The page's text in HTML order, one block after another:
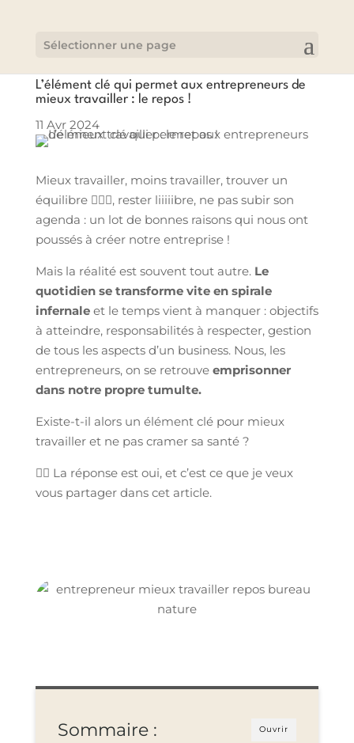
Sélectionner une page
L’élément clé qui permet aux entrepreneurs de
mieux travailler : le repos !
11 Avr 2024
Mieux travailler, moins travailler, trouver un
équilibre 🤹🏻‍♀️, rester liiiiibre, ne pas subir son
agenda : un lot de bonnes raisons qui nous ont
poussés à créer notre entreprise !
Mais la réalité est souvent tout autre. Le
quotidien se transforme vite en spirale
infernaleet le temps vient à manquer : objectifs
à atteindre, responsabilités à respecter, gestion
de tous les aspects d’un business. Nous, les
entrepreneurs, on se retrouve emprisonner
dans notre propre tumulte.
Existe-t-il alors un élément clé pour mieux
travailler et ne pas cramer sa santé ?
👉🏻 La réponse est oui, et c’est ce que je veux
vous partager dans cet article.
Ouvrir
Sommaire :